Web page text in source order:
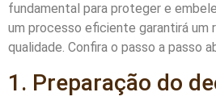
fundamental para proteger e
um processo eficiente garantirá um
qualidade. Confira o passo a passo
1. Preparação do